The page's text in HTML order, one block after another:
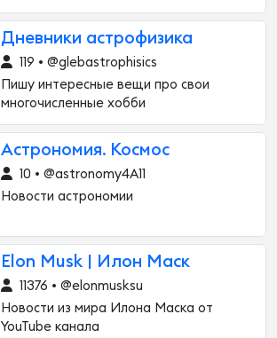
Дневники астрофизика
119 • @glebastrophisics
Пишу интересные вещи про свои
многочисленные хобби
Астрономия. Космос
10 • @astronomy4A11
Новости астрономии
Elon Musk | Илон Маск
11376 • @elonmusksu
Новости из мира Илона Маска от
YouTube канала